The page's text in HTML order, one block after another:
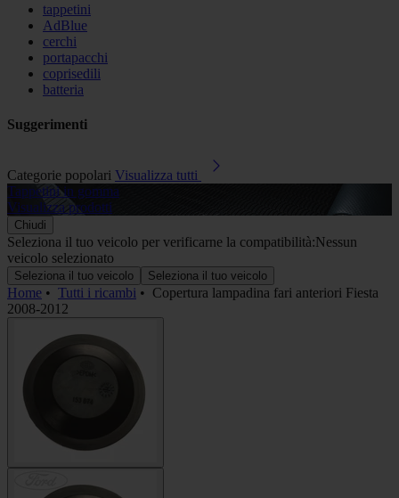
tappetini
AdBlue
cerchi
portapacchi
coprisedili
batteria
Suggerimenti
Categorie popolari Visualizza tutti
Tappetini in gomma
Visualizza prodotti
Chiudi
Seleziona il tuo veicolo per verificarne la compatibilità:Nessun
veicolo selezionato
Seleziona il tuo veicolo Seleziona il tuo veicolo
Home • Tutti i ricambi • Copertura lampadina fari anteriori Fiesta
2008-2012